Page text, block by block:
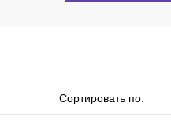
Сортировать по: